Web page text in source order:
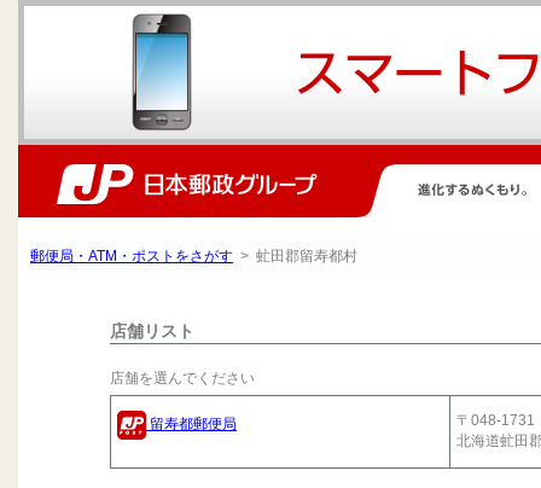
郵便局・ATM・ポストをさがす > 虻田郡留寿都村
店舗リスト
店舗を選んでください
留寿都郵便局
〒048-1731
北海道虻田